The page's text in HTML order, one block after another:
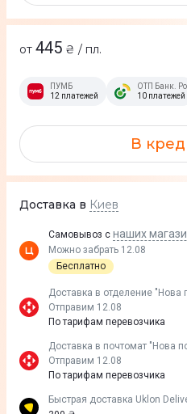
от 445 ₴ / пл.
ПУМБ
12 платежей
ОТП Банк.
10 платежей
В
Доставка в Киев
Самовывоз с наших
Можно забрать 12.08
Бесплатно
Доставка в отделение "Нова
Отправим 12.08
По тарифам перевозчика
Доставка в почтомат "Нова
Отправим 12.08
По тарифам перевозчика
Быстрая доставка Uklon